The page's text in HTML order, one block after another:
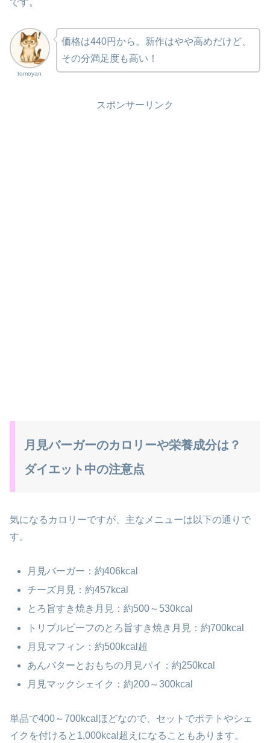
tomoyan
価格は440円から。新作はやや高めだけど、
その分満足度も高い！
スポンサーリンク
月見バーガーのカロリーや栄養成分は？
ダイエット中の注意点
気になるカロリーですが、主なメニューは以下の通りで
す。
月見バーガー：約406kcal
チーズ月見：約457kcal
とろ旨すき焼き月見：約500～530kcal
トリプルビーフのとろ旨すき焼き月見：約700kcal
月見マフィン：約500kcal超
あんバターとおもちの月見パイ：約250kcal
月見マックシェイク：約200～300kcal
単品で400～700kcalほどなので、セットでポテトやシェ
イクを付けると1,000kcal超えになることもあります。